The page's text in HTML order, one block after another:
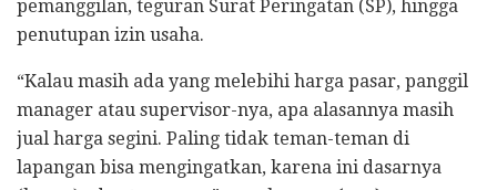
pemanggilan, teguran Surat Peringatan (SP), hingga
penutupan izin usaha.
“Kalau masih ada yang melebihi harga pasar, panggil
manager atau supervisor-nya, apa alasannya masih
jual harga segini. Paling tidak teman-teman di
lapangan bisa mengingatkan, karena ini dasarnya